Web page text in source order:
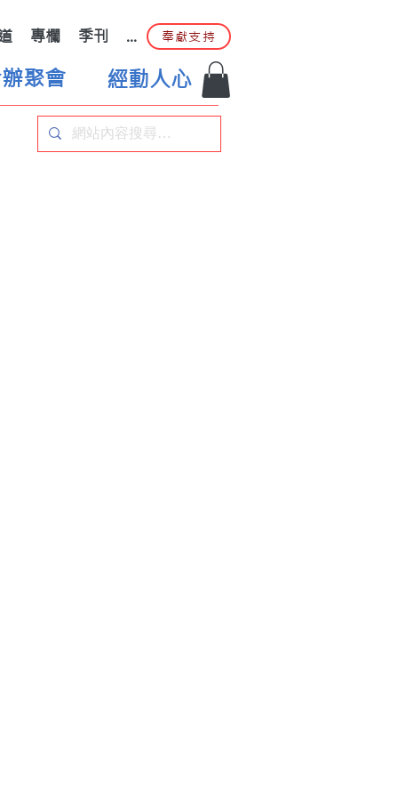
專欄 季刊 ... 奉獻支持
聚會 經動人心